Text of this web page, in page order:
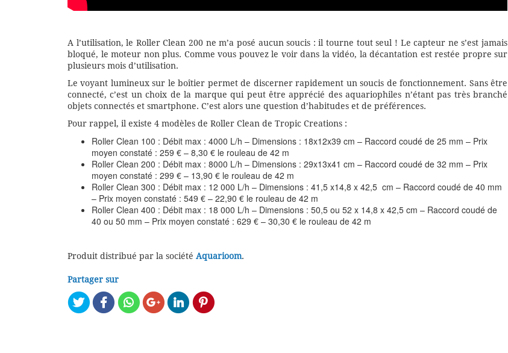
A l’utilisation, le Roller Clean 200 ne m’a posé aucun soucis : il tourne tout seul ! Le capteur ne s’est jamais
bloqué, le moteur non plus. Comme vous pouvez le voir dans la vidéo, la décantation est restée propre sur
plusieurs mois d’utilisation.
Le voyant lumineux sur le boîtier permet de discerner rapidement un soucis de fonctionnement. Sans être
connecté, c’est un choix de la marque qui peut être apprécié des aquariophiles n’étant pas très branché
objets connectés et smartphone. C’est alors une question d’habitudes et de préférences.
Pour rappel, il existe 4 modèles de Roller Clean de Tropic Creations :
Roller Clean 100 : Débit max : 4000 L/h – Dimensions : 18x12x39 cm – Raccord coudé de 25 mm – Prix
moyen constaté : 259 € – 8,30 € le rouleau de 42 m
Roller Clean 200 : Débit max : 8000 L/h – Dimensions : 29x13x41 cm – Raccord coudé de 32 mm – Prix
moyen constaté : 299 € – 13,90 € le rouleau de 42 m
Roller Clean 300 : Débit max : 12 000 L/h – Dimensions : 41,5 x14,8 x 42,5 cm – Raccord coudé de 40 mm
– Prix moyen constaté : 549 € – 22,90 € le rouleau de 42 m
Roller Clean 400 : Débit max : 18 000 L/h – Dimensions : 50,5 ou 52 x 14,8 x 42,5 cm – Raccord coudé de
40 ou 50 mm – Prix moyen constaté : 629 € – 30,30 € le rouleau de 42 m
Produit distribué par la société Aquarioom.
Partager sur